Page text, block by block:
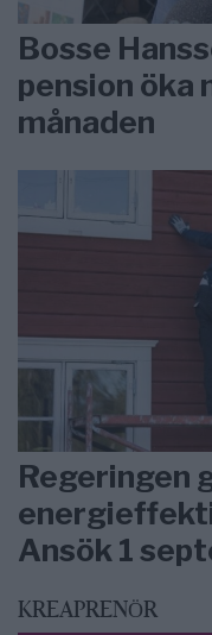
Bosse
pension öka
månaden
Regeringen
Ansök 1
KREAPRENÖR